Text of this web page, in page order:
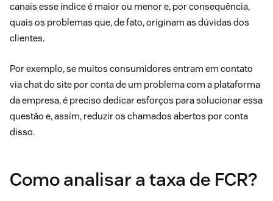
canais esse índice é maior ou menor e, por consequência,
quais os problemas que, de fato, originam as dúvidas dos
clientes.
Por exemplo, se muitos consumidores entram em contato
via chat do site por conta de um problema com a plataforma
da empresa, é preciso dedicar esforços para solucionar essa
questão e, assim, reduzir os chamados abertos por conta
disso.
Como analisar a taxa de FCR?